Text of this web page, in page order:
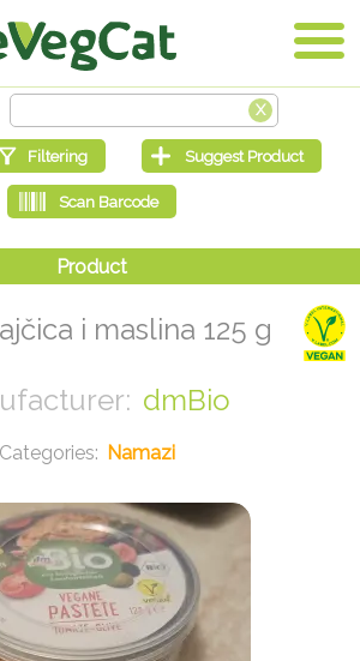
i maslina 125 g
dmBio
Namazi